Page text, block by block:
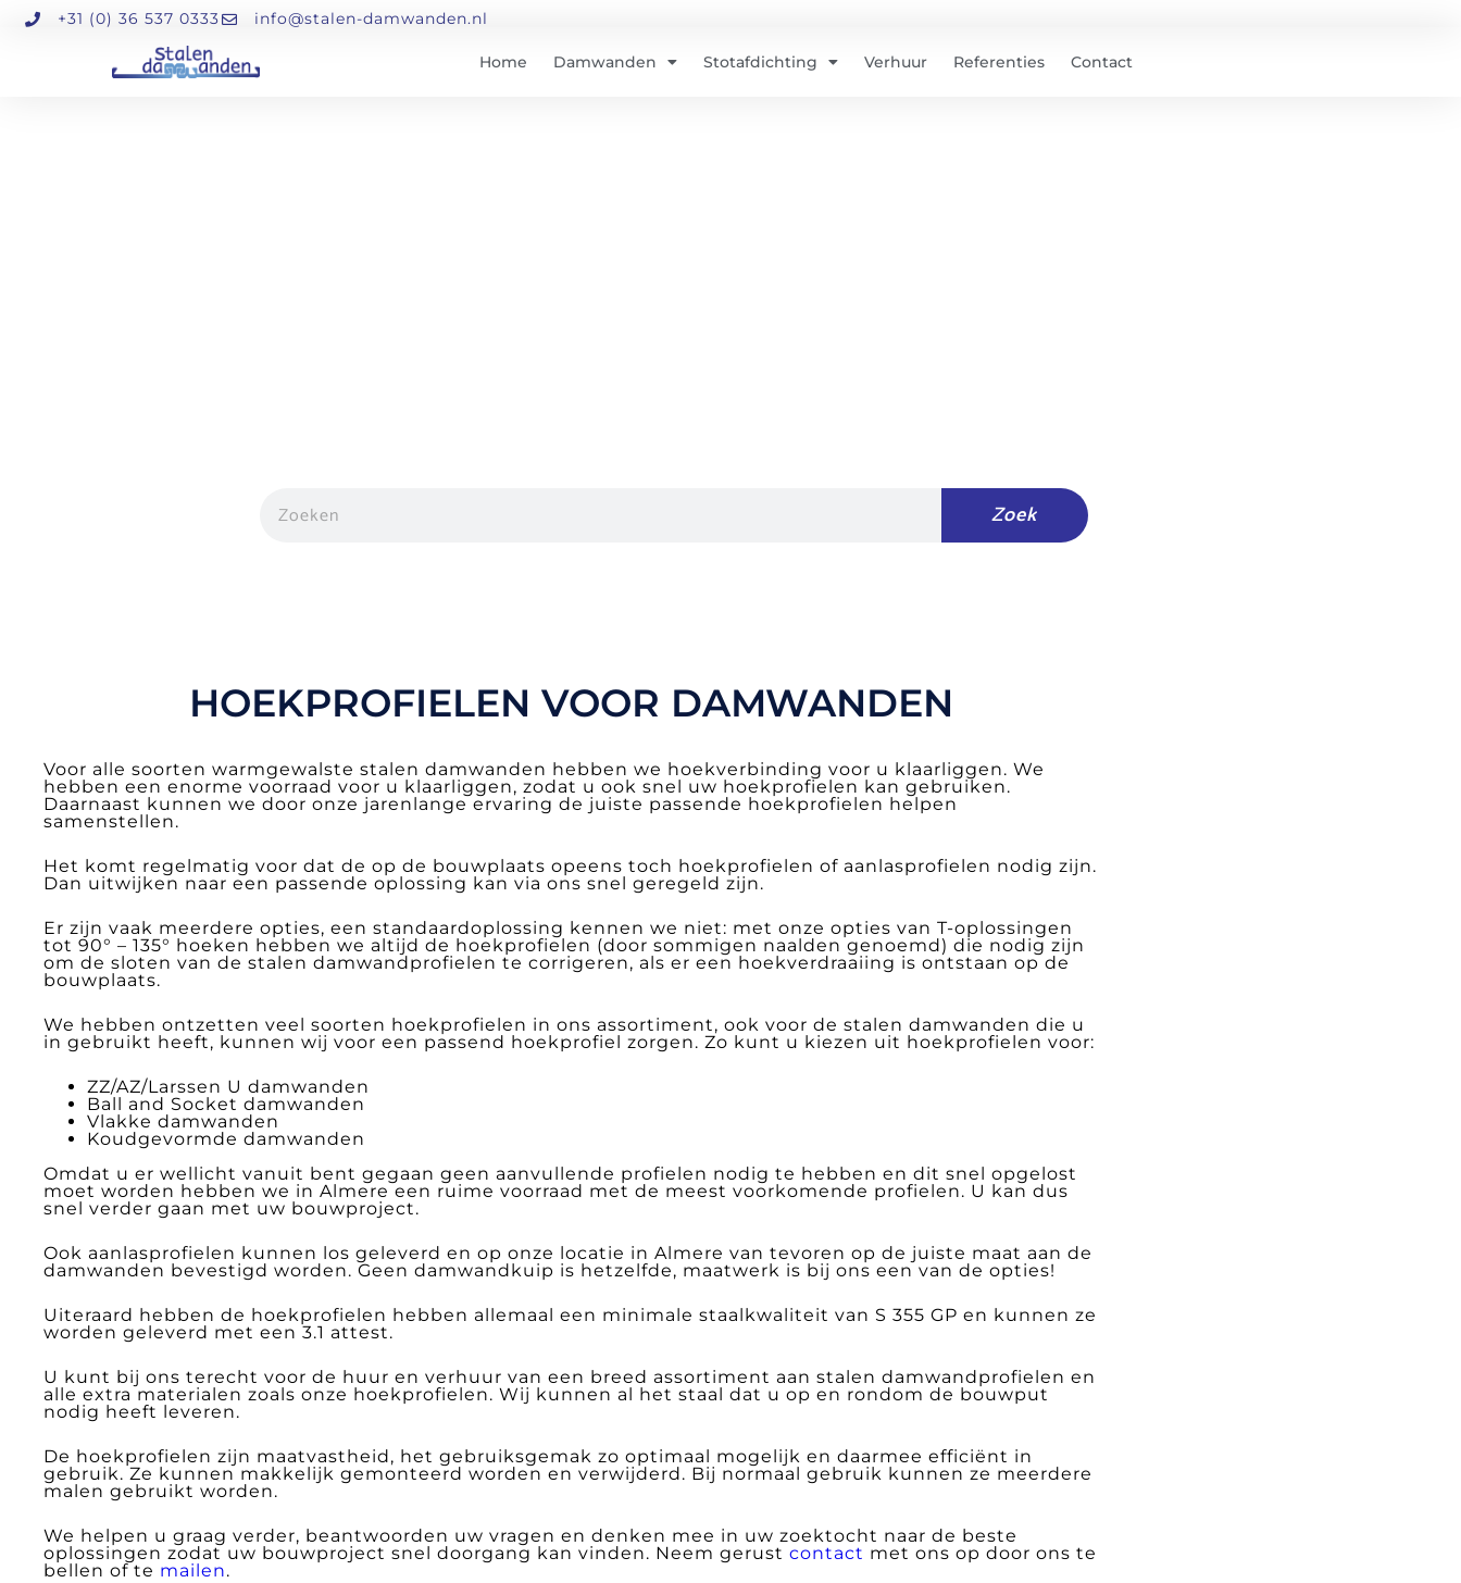
+31 (0) 36 537 0333 info@stalen-damwanden.nl
Home Damwanden Stotafdichting Verhuur Referenties Contact
Zoek
HOEKPROFIELEN VOOR DAMWANDEN
Voor alle soorten warmgewalste stalen damwanden hebben we hoekverbinding voor u klaarliggen. We
hebben een enorme voorraad voor u klaarliggen, zodat u ook snel uw hoekprofielen kan gebruiken.
Daarnaast kunnen we door onze jarenlange ervaring de juiste passende hoekprofielen helpen
samenstellen.
Het komt regelmatig voor dat de op de bouwplaats opeens toch hoekprofielen of aanlasprofielen nodig zijn.
Dan uitwijken naar een passende oplossing kan via ons snel geregeld zijn.
Er zijn vaak meerdere opties, een standaardoplossing kennen we niet: met onze opties van T-oplossingen
tot 90° – 135° hoeken hebben we altijd de hoekprofielen (door sommigen naalden genoemd) die nodig zijn
om de sloten van de stalen damwandprofielen te corrigeren, als er een hoekverdraaiing is ontstaan op de
bouwplaats.
We hebben ontzetten veel soorten hoekprofielen in ons assortiment, ook voor de stalen damwanden die u
in gebruikt heeft, kunnen wij voor een passend hoekprofiel zorgen. Zo kunt u kiezen uit hoekprofielen voor:
ZZ/AZ/Larssen U damwanden
Ball and Socket damwanden
Vlakke damwanden
Koudgevormde damwanden
Omdat u er wellicht vanuit bent gegaan geen aanvullende profielen nodig te hebben en dit snel opgelost
moet worden hebben we in Almere een ruime voorraad met de meest voorkomende profielen. U kan dus
snel verder gaan met uw bouwproject.
Ook aanlasprofielen kunnen los geleverd en op onze locatie in Almere van tevoren op de juiste maat aan de
damwanden bevestigd worden. Geen damwandkuip is hetzelfde, maatwerk is bij ons een van de opties!
Uiteraard hebben de hoekprofielen hebben allemaal een minimale staalkwaliteit van S 355 GP en kunnen ze
worden geleverd met een 3.1 attest.
U kunt bij ons terecht voor de huur en verhuur van een breed assortiment aan stalen damwandprofielen en
alle extra materialen zoals onze hoekprofielen. Wij kunnen al het staal dat u op en rondom de bouwput
nodig heeft leveren.
De hoekprofielen zijn maatvastheid, het gebruiksgemak zo optimaal mogelijk en daarmee efficiënt in
gebruik. Ze kunnen makkelijk gemonteerd worden en verwijderd. Bij normaal gebruik kunnen ze meerdere
malen gebruikt worden.
We helpen u graag verder, beantwoorden uw vragen en denken mee in uw zoektocht naar de beste
oplossingen zodat uw bouwproject snel doorgang kan vinden. Neem gerust contact met ons op door ons te
bellen of te mailen.